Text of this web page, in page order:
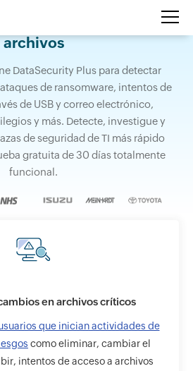
de la
archivos
DataSecurity
ataques de
a través de USB y
de privilegios y más.
amenazas de seguridad
en archivos críticos
que inician actividades de
como eliminar, cambiar el
intentos de acceso a archivos